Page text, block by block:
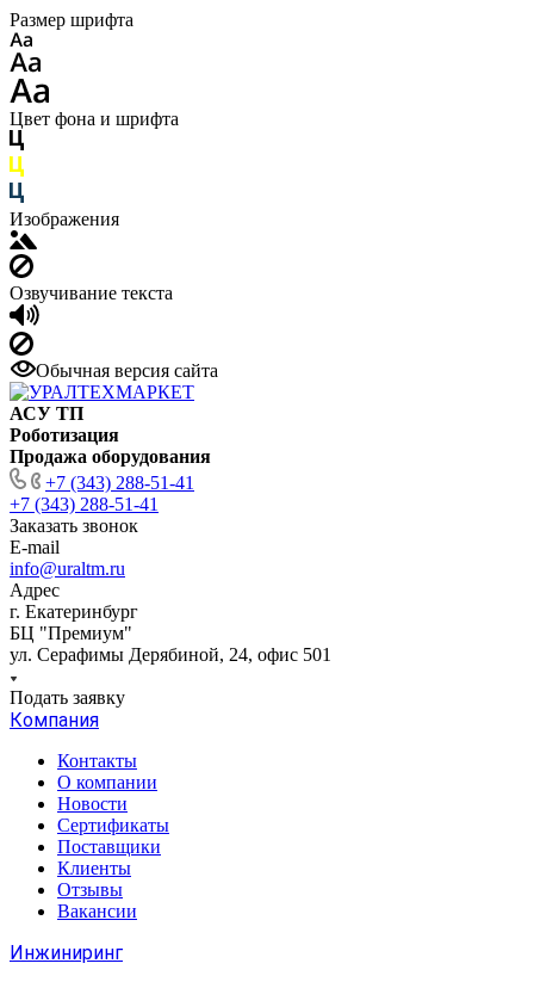
Размер шрифта
Цвет фона и шрифта
Изображения
Озвучивание текста
Обычная версия сайта
АСУ ТП
Роботизация
Продажа оборудования
+7 (343) 288-51-41
+7 (343) 288-51-41
Заказать звонок
E-mail
info@uraltm.ru
Адрес
г. Екатеринбург
БЦ "Премиум"
ул. Серафимы Дерябиной, 24, офис 501
Подать заявку
Компания
Контакты
О компании
Новости
Сертификаты
Поставщики
Клиенты
Отзывы
Вакансии
Инжиниринг